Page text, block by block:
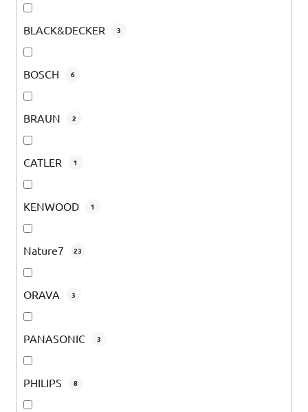
BLACK&DECKER 3
BOSCH 6
BRAUN 2
CATLER 1
KENWOOD 1
Nature7 23
ORAVA 3
PANASONIC 3
PHILIPS 8